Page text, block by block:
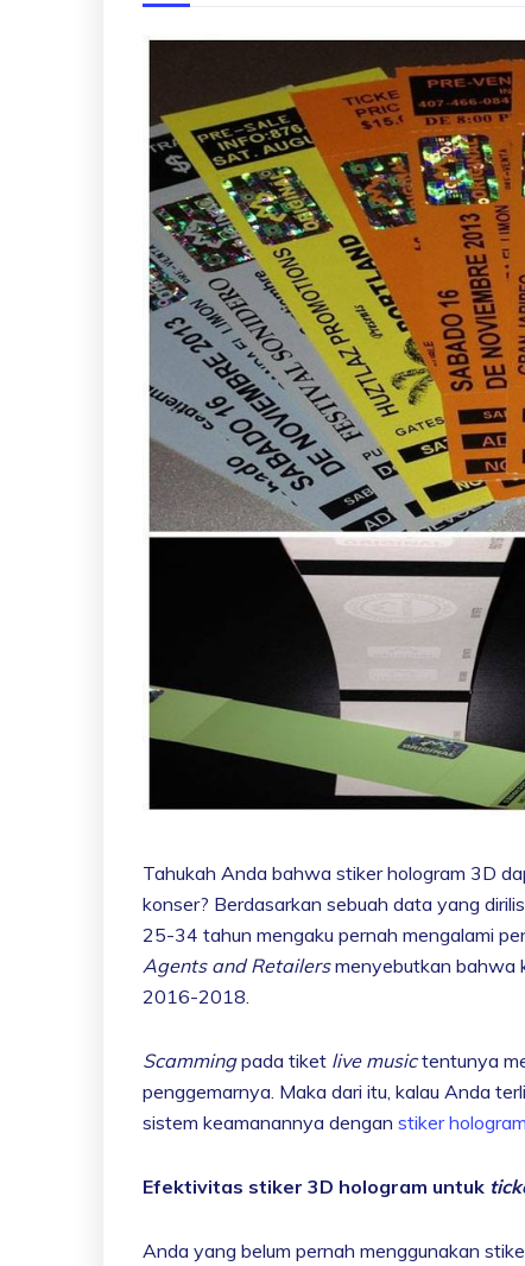
Tahukah Anda bahwa stiker hologram 3D
konser? Berdasarkan sebuah data yang dirilis
25-34 tahun mengaku pernah mengalami
Agents and Retailersmenyebutkan bahwa
2016-2018.
Scammingpada tiket live musictentunya
penggemarnya. Maka dari itu, kalau Anda
sistem keamanannya dengan stiker
Efektivitas stiker 3D hologram untuk
Anda yang belum pernah menggunakan